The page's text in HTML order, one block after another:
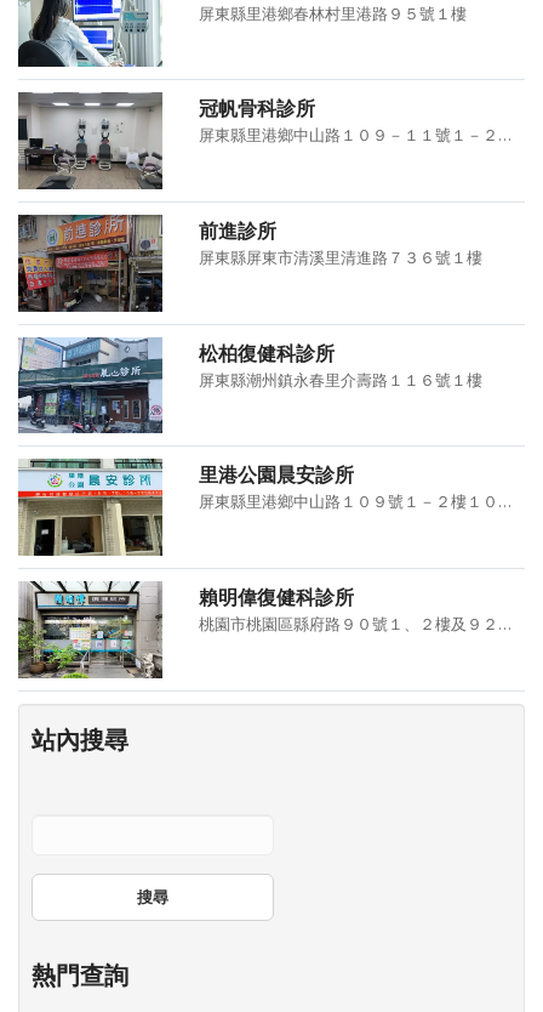
屏東縣里港鄉春林村里港路９５號１樓
冠帆骨科診所
屏東縣里港鄉中山路１０９－１１號１－２樓、１０９－１０號２樓
前進診所
屏東縣屏東市清溪里清進路７３６號１樓
松柏復健科診所
屏東縣潮州鎮永春里介壽路１１６號１樓
里港公園晨安診所
屏東縣里港鄉中山路１０９號１－２樓１０９－１號１樓
賴明偉復健科診所
桃園市桃園區縣府路９０號１、２樓及９２號１、２樓
站內搜尋
搜尋
熱門查詢